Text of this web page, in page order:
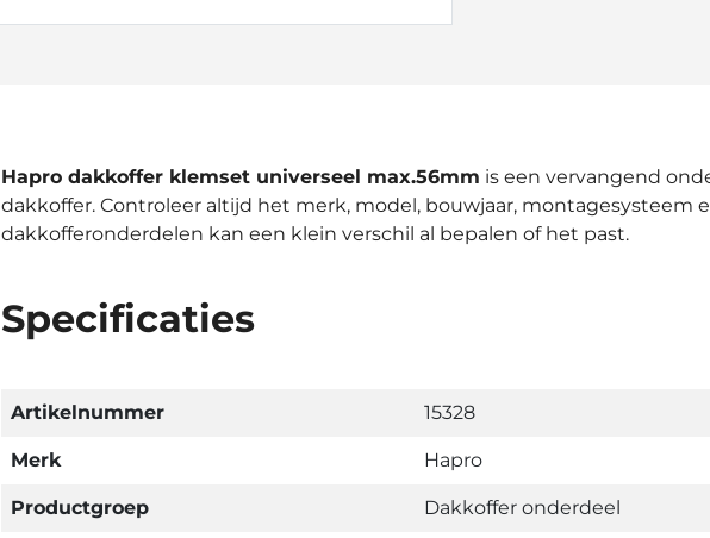
Hapro dakkoffer klemset universeel max.56mm is een vervangend
dakkoffer. Controleer altijd het merk, model, bouwjaar, montagesysteem
dakkofferonderdelen kan een klein verschil al bepalen of het past.
Specificaties
Artikelnummer 15328
Merk Hapro
Productgroep Dakkoffer onderdeel